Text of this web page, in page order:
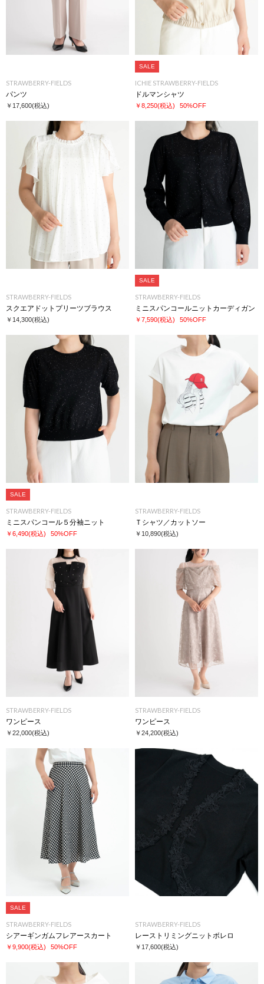
STRAWBERRY-FIELDS
パンツ
￥17,600(税込)
SALE
ICHIE STRAWBERRY-FIELDS
ドルマンシャツ
￥8,250(税込) 50%OFF
STRAWBERRY-FIELDS
スクエアドットプリーツブラウス
￥14,300(税込)
SALE
STRAWBERRY-FIELDS
ミニスパンコールニットカーディガン
￥7,590(税込) 50%OFF
SALE
STRAWBERRY-FIELDS
ミニスパンコール５分袖ニット
￥6,490(税込) 50%OFF
STRAWBERRY-FIELDS
Ｔシャツ／カットソー
￥10,890(税込)
STRAWBERRY-FIELDS
ワンピース
￥22,000(税込)
STRAWBERRY-FIELDS
ワンピース
￥24,200(税込)
SALE
STRAWBERRY-FIELDS
シアーギンガムフレアースカート
￥9,900(税込) 50%OFF
STRAWBERRY-FIELDS
レーストリミングニットボレロ
￥17,600(税込)